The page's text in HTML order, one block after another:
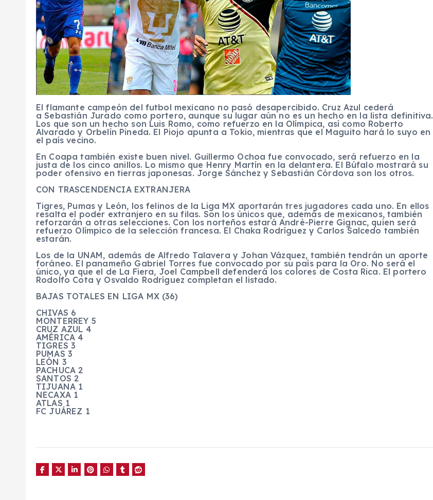
El flamante campeón del futbol mexicano no pasó desapercibido. Cruz Azul cederá
a Sebastián Jurado como portero, aunque su lugar aún no es un hecho en la lista definitiva.
Los que son un hecho son Luis Romo, como refuerzo en la Olímpica, así como Roberto
Alvarado y Orbelín Pineda. El Piojo apunta a Tokio, mientras que el Maguito hará lo suyo en
el país vecino.
En Coapa también existe buen nivel. Guillermo Ochoa fue convocado, será refuerzo en la
justa de los cinco anillos. Lo mismo que Henry Martín en la delantera. El Búfalo mostrará su
poder ofensivo en tierras japonesas. Jorge Sánchez y Sebastián Córdova son los otros.
CON TRASCENDENCIA EXTRANJERA
Tigres, Pumas y León, los felinos de la Liga MX aportarán tres jugadores cada uno. En ellos
resalta el poder extranjero en su filas. Son los únicos que, además de mexicanos, también
reforzarán a otras selecciones. Con los norteños estará André-Pierre Gignac, quien será
refuerzo Olímpico de la selección francesa. El Chaka Rodríguez y Carlos Salcedo también
estarán.
Los de la UNAM, además de Alfredo Talavera y Johan Vázquez, también tendrán un aporte
foráneo. El panameño Gabriel Torres fue convocado por su país para la Oro. No será el
único, ya que el de La Fiera, Joel Campbell defenderá los colores de Costa Rica. El portero
Rodolfo Cota y Osvaldo Rodríguez completan el listado.
BAJAS TOTALES EN LIGA MX (36)
CHIVAS 6
MONTERREY 5
CRUZ AZUL 4
AMÉRICA 4
TIGRES 3
PUMAS 3
LEÓN 3
PACHUCA 2
SANTOS 2
TIJUANA 1
NECAXA 1
ATLAS 1
FC JUÁREZ 1